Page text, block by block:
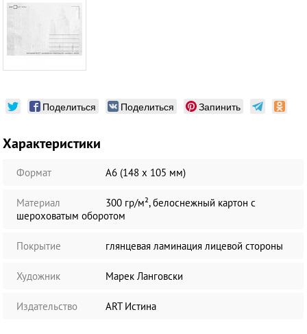
Поделиться Поделиться Запинить
Характеристики
Формат А6 (148 х 105 мм)
Материал
300 гр/м², белоснежный картон с
шероховатым оборотом
Покрытие глянцевая ламинация лицевой стороны
Художник Марек Ланговски
Издательство ART Истина